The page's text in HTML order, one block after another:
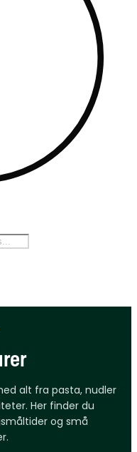
alt fra pasta, nudler
Her finder du
og små